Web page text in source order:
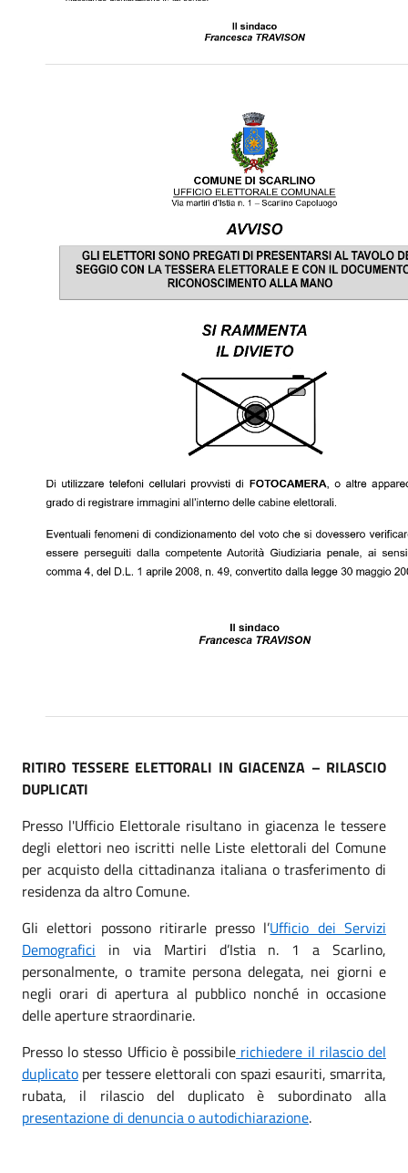
RITIRO TESSERE ELETTORALI IN GIACENZA – RILASCIO
DUPLICATI
Presso l'Ufficio Elettorale risultano in giacenza le tessere
degli elettori neo iscritti nelle Liste elettorali del Comune
per acquisto della cittadinanza italiana o trasferimento di
residenza da altro Comune.
Gli elettori possono ritirarle presso l’Ufficio dei Servizi
Demografici in via Martiri d’Istia n. 1 a Scarlino,
personalmente, o tramite persona delegata, nei giorni e
negli orari di apertura al pubblico nonché in occasione
delle aperture straordinarie.
Presso lo stesso Ufficio è possibile richiedere il rilascio del
duplicato per tessere elettorali con spazi esauriti, smarrita,
rubata, il rilascio del duplicato è subordinato alla
presentazione di denuncia o autodichiarazione.